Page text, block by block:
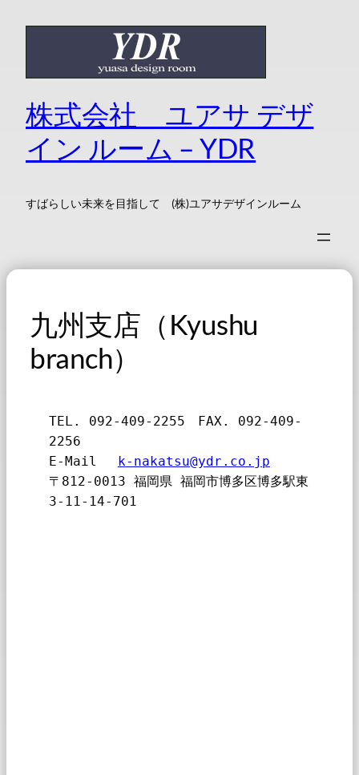
株式会社 ユアサ デザ
イン ルーム – YDR
すばらしい未来を目指して (株)ユアサデザインルーム
九州支店（Kyushu
branch）
TEL. 092-409-2255　FAX. 092-409-
2256
E-Mail k-nakatsu@ydr.co.jp
〒812-0013 福岡県 福岡市博多区博多駅東
3-11-14-701